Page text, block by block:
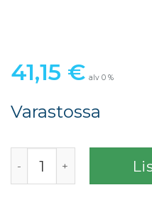
41,15 € alv 0 %
Varastossa